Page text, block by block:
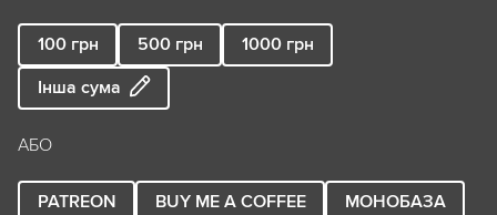
100 грн 500 грн 1000 грн
Інша сума
АБО
PATREON BUY ME A COFFEE
МОНОБАЗА